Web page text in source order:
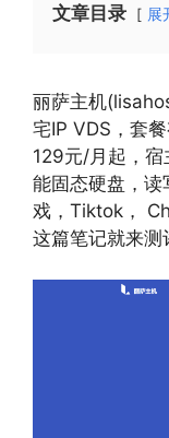
文章目录 展
丽萨主机
宅IP VDS，套
129元/月起，
能固态硬盘，读
戏，Tiktok，
这篇笔记就来